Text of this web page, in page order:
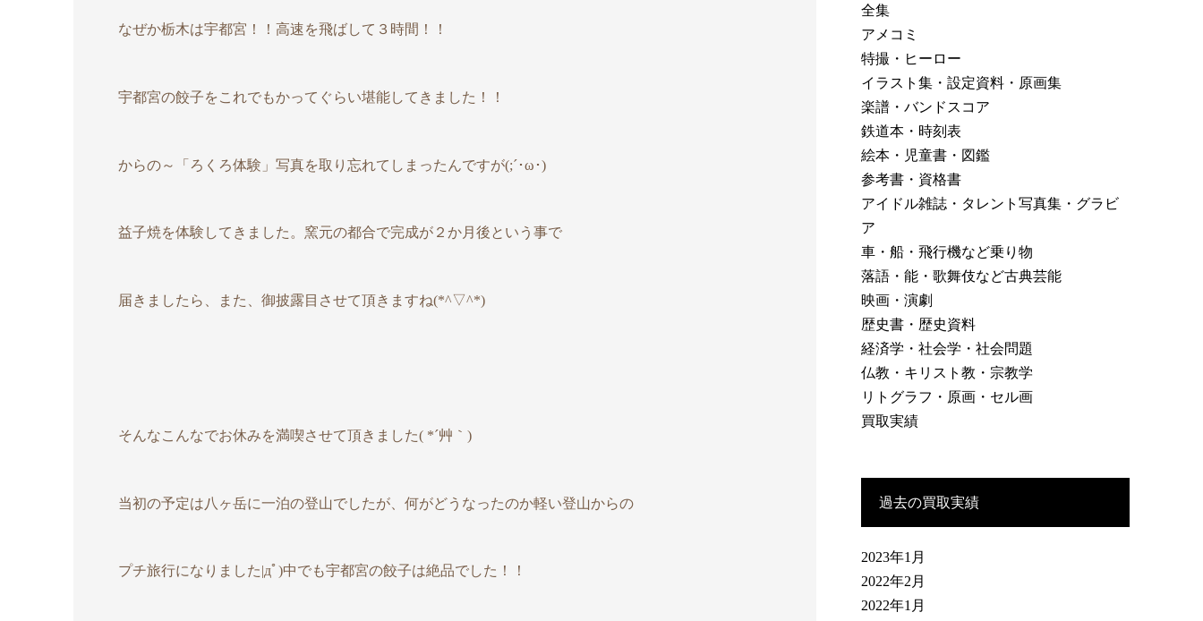
なぜか栃木は宇都宮！！高速を飛ばして３時間！！
宇都宮の餃子をこれでもかってぐらい堪能してきました！！
からの～「ろくろ体験」写真を取り忘れてしまったんですが(;´･ω･)
益子焼を体験してきました。窯元の都合で完成が２か月後という事で
届きましたら、また、御披露目させて頂きますね(*^▽^*)
そんなこんなでお休みを満喫させて頂きました( *´艸｀)
当初の予定は八ヶ岳に一泊の登山でしたが、何がどうなったのか軽い登山からの
プチ旅行になりました|дﾟ)中でも宇都宮の餃子は絶品でした！！
全集
アメコミ
特撮・ヒーロー
イラスト集・設定資料・原画集
楽譜・バンドスコア
鉄道本・時刻表
絵本・児童書・図鑑
参考書・資格書
アイドル雑誌・タレント写真集・グラビ
ア
車・船・飛行機など乗り物
落語・能・歌舞伎など古典芸能
映画・演劇
歴史書・歴史資料
経済学・社会学・社会問題
仏教・キリスト教・宗教学
リトグラフ・原画・セル画
買取実績
過去の買取実績
2023年1月
2022年2月
2022年1月